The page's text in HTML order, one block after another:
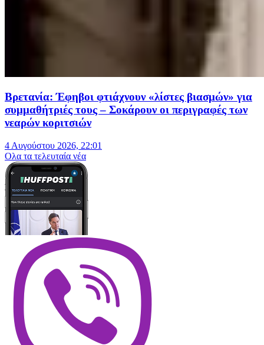
Βρετανία: Έφηβοι φτιάχνουν «λίστες βιασμών» για
συμμαθήτριές τους – Σοκάρουν οι περιγραφές των
νεαρών κοριτσιών
4 Αυγούστου 2026, 22:01
Oλα τα τελευταία νέα